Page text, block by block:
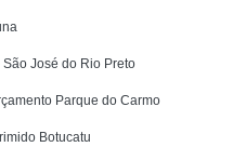
José do Rio Preto
Parque do Carmo
Botucatu